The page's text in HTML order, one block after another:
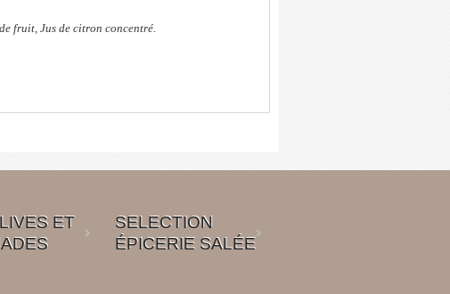
fruit, Jus de citron concentré.
ET
SELECTION
ÉPICERIE SALÉE